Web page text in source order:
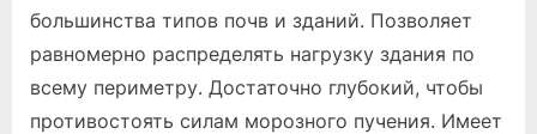
дома
большинства типов почв и зданий. Позволяет
равномерно распределять нагрузку здания по
всему периметру. Достаточно глубокий, чтобы
противостоять силам морозного пучения. Имеет